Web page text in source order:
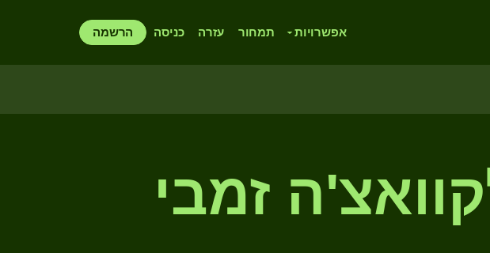
אפשרויות תמחור עזרה כניסה הרשמה
זמבי